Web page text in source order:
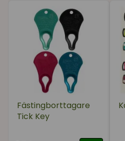
för 2 år sedan
Vi ska sätta den på
Fästingborttagare
Tick Key